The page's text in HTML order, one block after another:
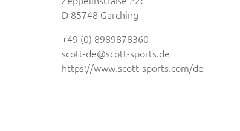
D 85748 Garching
+49 (0) 8989878360
scott-de@scott-sports.de
https://www.scott-sports.com/de